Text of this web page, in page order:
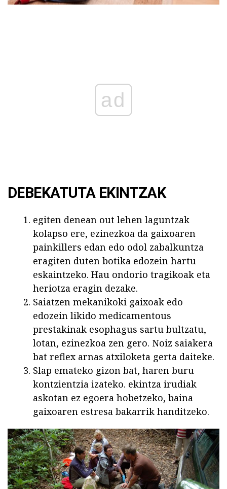
ad
DEBEKATUTA EKINTZAK
egiten denean out lehen laguntzak
kolapso ere, ezinezkoa da gaixoaren
painkillers edan edo odol zabalkuntza
eragiten duten botika edozein hartu
eskaintzeko. Hau ondorio tragikoak eta
heriotza eragin dezake.
Saiatzen mekanikoki gaixoak edo
edozein likido medicamentous
prestakinak esophagus sartu bultzatu,
lotan, ezinezkoa zen gero. Noiz saiakera
bat reflex arnas atxiloketa gerta daiteke.
Slap emateko gizon bat, haren buru
kontzientzia izateko. ekintza irudiak
askotan ez egoera hobetzeko, baina
gaixoaren estresa bakarrik handitzeko.